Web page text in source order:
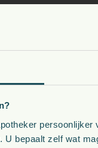
U bepaalt zelf wat